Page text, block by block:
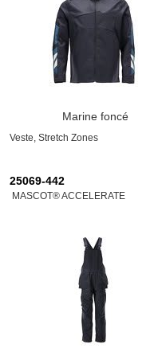
Marine foncé
Veste, Stretch Zones
25069-442
MASCOT® ACCELERATE